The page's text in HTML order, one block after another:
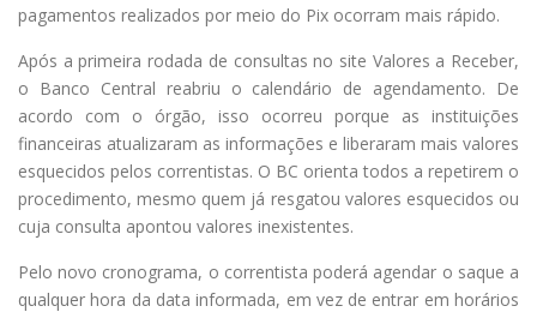
pagamentos realizados por meio do Pix ocorram mais rápido.
Após a primeira rodada de consultas no site Valores a Receber,
o Banco Central reabriu o calendário de agendamento. De
acordo com o órgão, isso ocorreu porque as instituições
financeiras atualizaram as informações e liberaram mais valores
esquecidos pelos correntistas. O BC orienta todos a repetirem o
procedimento, mesmo quem já resgatou valores esquecidos ou
cuja consulta apontou valores inexistentes.
Pelo novo cronograma, o correntista poderá agendar o saque a
qualquer hora da data informada, em vez de entrar em horários